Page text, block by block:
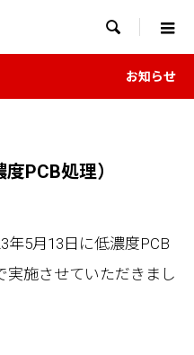

お知らせ
PCB処理）
年5月13日に低濃度PCB
実施させていただきまし